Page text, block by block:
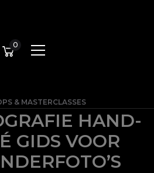
0
& MASTERCLASSES
HAND-
GIDS VOOR